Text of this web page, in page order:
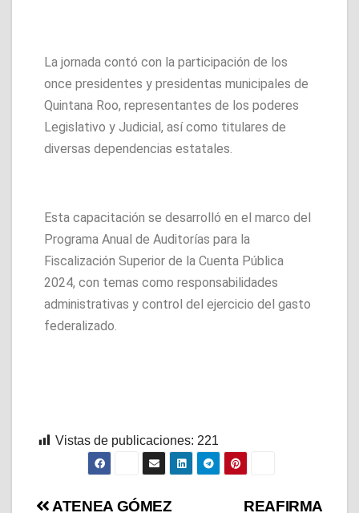
La jornada contó con la participación de los
once presidentes y presidentas municipales de
Quintana Roo, representantes de los poderes
Legislativo y Judicial, así como titulares de
diversas dependencias estatales.
Esta capacitación se desarrolló en el marco del
Programa Anual de Auditorías para la
Fiscalización Superior de la Cuenta Pública
2024, con temas como responsabilidades
administrativas y control del ejercicio del gasto
federalizado.
Vistas de publicaciones: 221
REAFIRMA
ATENEA GÓMEZ